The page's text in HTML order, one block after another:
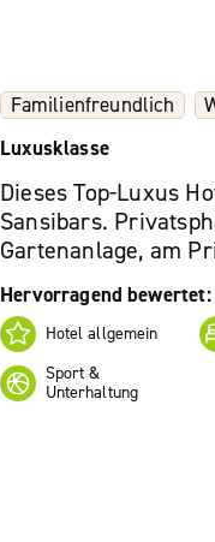
Familienfreundlich
Luxusklasse
Dieses Top-Luxus
Sansibars.
Gartenanlage, am
Hervorragend bewertet:
Hotel allgemein
Sport &
Unterhaltung